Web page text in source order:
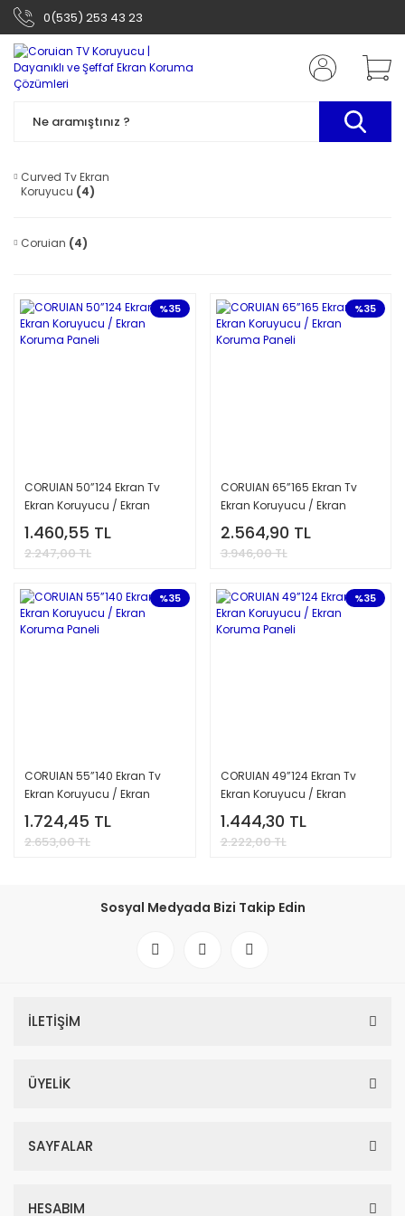
0(535) 253 43 23
Curved Tv Ekran
Koruyucu (4)
Coruian (4)
%35
CORUIAN 50”124 Ekran Tv
Ekran Koruyucu / Ekran
Koruma Paneli
1.460,55 TL
2.247,00 TL
%35
CORUIAN 65”165 Ekran Tv
Ekran Koruyucu / Ekran
Koruma Paneli
2.564,90 TL
3.946,00 TL
%35
CORUIAN 55”140 Ekran Tv
Ekran Koruyucu / Ekran
Koruma Paneli
1.724,45 TL
2.653,00 TL
%35
CORUIAN 49”124 Ekran Tv
Ekran Koruyucu / Ekran
Koruma Paneli
1.444,30 TL
2.222,00 TL
Sosyal Medyada Bizi Takip Edin
İLETİŞİM
ÜYELİK
SAYFALAR
HESABIM